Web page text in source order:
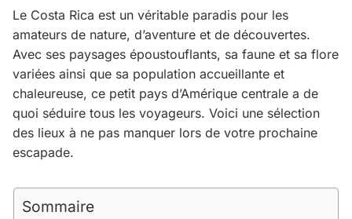
Le Costa Rica est un véritable paradis pour les
amateurs de nature, d’aventure et de découvertes.
Avec ses paysages époustouflants, sa faune et sa flore
variées ainsi que sa population accueillante et
chaleureuse, ce petit pays d’Amérique centrale a de
quoi séduire tous les voyageurs. Voici une sélection
des lieux à ne pas manquer lors de votre prochaine
escapade.
Sommaire